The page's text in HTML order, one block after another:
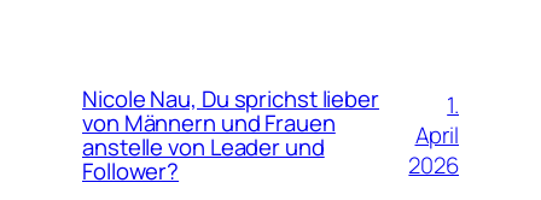
Nicole Nau, Du sprichst lieber
von Männern und Frauen
anstelle von Leader und
Follower?
1.
April
2026